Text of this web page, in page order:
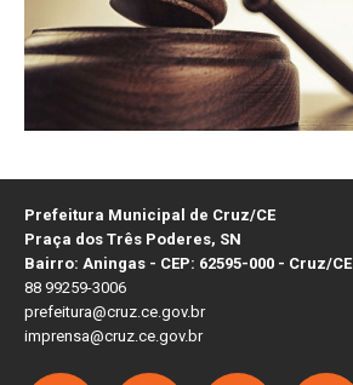
Prefeitura Municipal de Cruz/CE
Praça dos Três Poderes, SN
Bairro: Aningas - CEP: 62595-000 - Cruz/CE
88 99259-3006
prefeitura@cruz.ce.gov.br
imprensa@cruz.ce.gov.br